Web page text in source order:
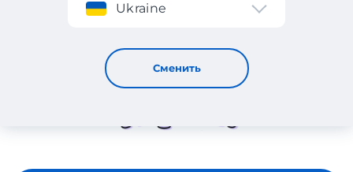
Ukraine
Сменить
KSPACE